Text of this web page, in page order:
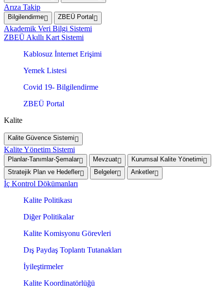
Arıza Takip
Bilgilendirme ZBEÜ Portal
Akademik Veri Bilgi Sistemi
ZBEÜ Akıllı Kart Sistemi
Kablosuz İnternet Erişimi
Yemek Listesi
Covid 19- Bilgilendirme
ZBEÜ Portal
Kalite
Kalite Güvence Sistemi
Kalite Yönetim Sistemi
Planlar-Tanımlar-Şemalar Mevzuat
Kurumsal Kalite Yönetimi
Stratejik Plan ve Hedefler
Belgeler Anketler
İç Kontrol Dökümanları
Kalite Politikası
Diğer Politikalar
Kalite Komisyonu Görevleri
Dış Paydaş Toplantı Tutanakları
İyileştirmeler
Kalite Koordinatörlüğü